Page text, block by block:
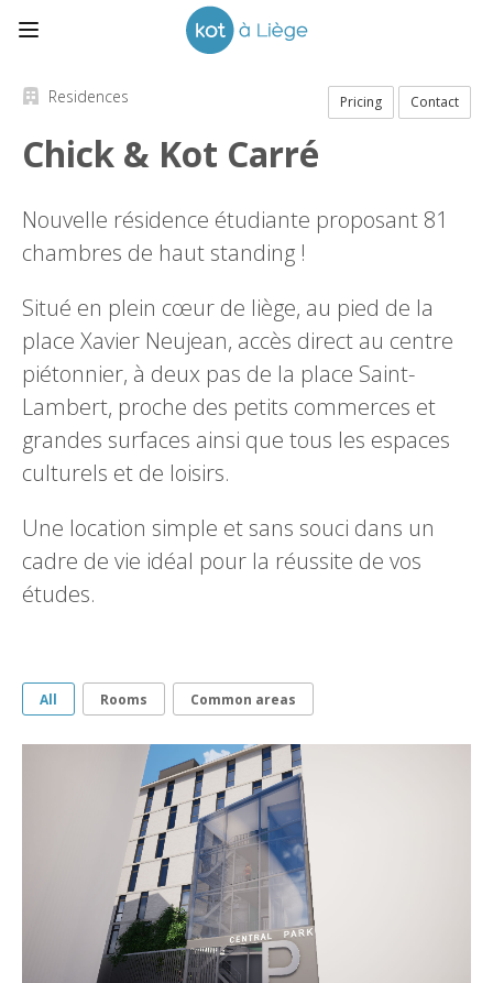
Pricing Contact
Residences
Chick & Kot Carré
Nouvelle résidence étudiante proposant 81
chambres de haut standing !
Situé en plein cœur de liège, au pied de la
place Xavier Neujean, accès direct au centre
piétonnier, à deux pas de la place Saint-
Lambert, proche des petits commerces et
grandes surfaces ainsi que tous les espaces
culturels et de loisirs.
Une location simple et sans souci dans un
cadre de vie idéal pour la réussite de vos
études.
All Rooms Common areas